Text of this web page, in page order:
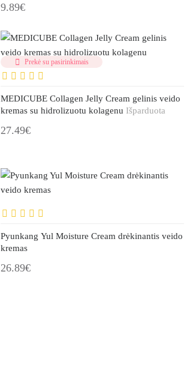
9.89€
Prekė su pasirinkimais
MEDICUBE Collagen Jelly Cream gelinis veido
kremas su hidrolizuotu kolagenu Išparduota
27.49€
Pyunkang Yul Moisture Cream drėkinantis veido
kremas
26.89€